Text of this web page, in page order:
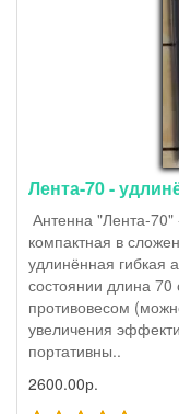
Лента-70 -
Антенна "Лента-70"
компактная в
удлинённая гибкая
состоянии длина
противовесом
увеличения
портативны..
2600.00р.